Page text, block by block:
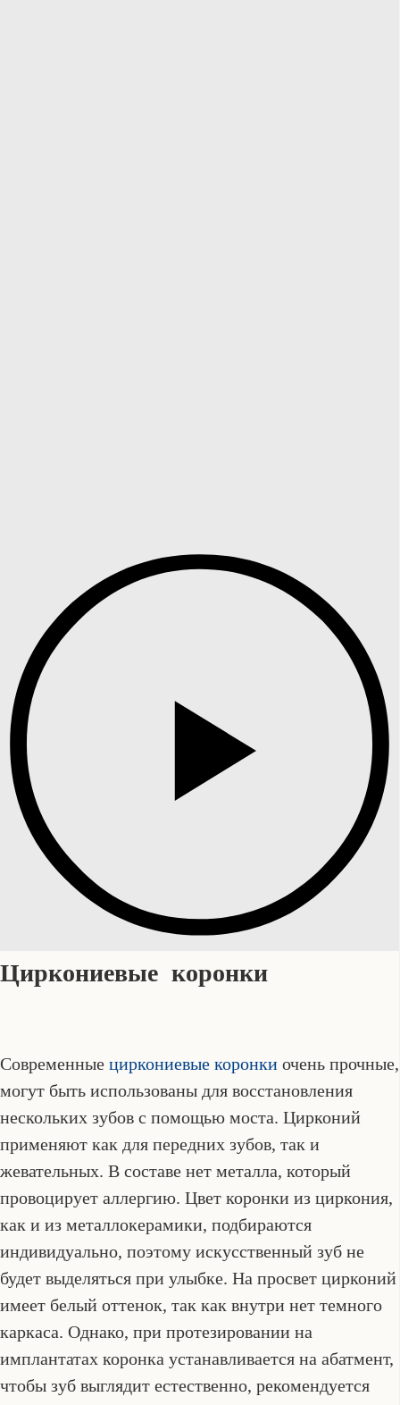
Циркониевые коронки
Современные циркониевые коронки очень прочные,
могут быть использованы для восстановления
нескольких зубов с помощью моста. Цирконий
применяют как для передних зубов, так и
жевательных. В составе нет металла, который
провоцирует аллергию. Цвет коронки из циркония,
как и из металлокерамики, подбираются
индивидуально, поэтому искусственный зуб не
будет выделяться при улыбке. На просвет цирконий
имеет белый оттенок, так как внутри нет темного
каркаса. Однако, при протезировании на
имплантатах коронка устанавливается на абатмент,
чтобы зуб выглядит естественно, рекомендуется